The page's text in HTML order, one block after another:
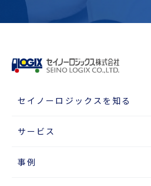
セイノーロジックスを知る
サービス
事例